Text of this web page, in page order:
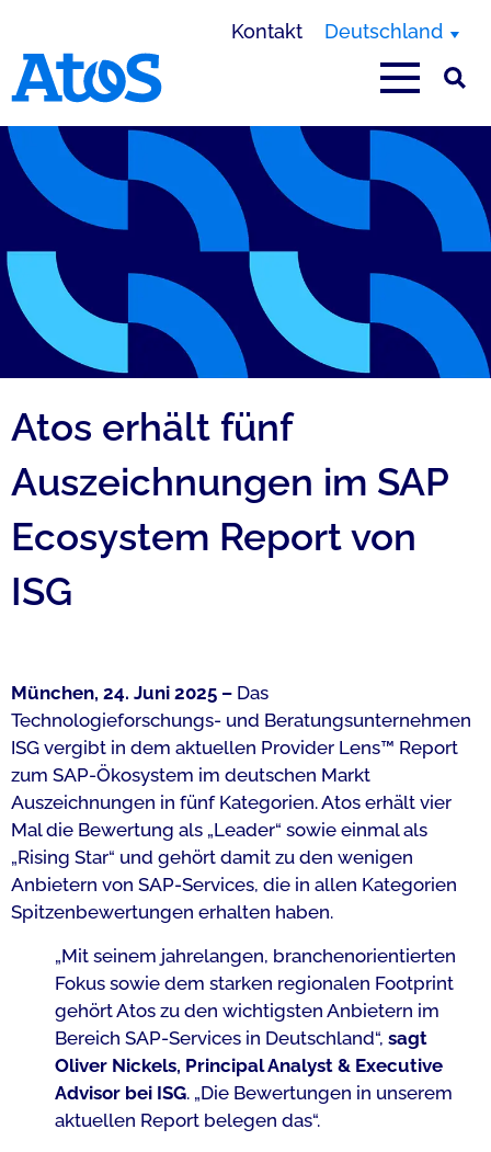
Kontakt Deutschland
Atos erhält fünf
Auszeichnungen im SAP
Ecosystem Report von
ISG
München, 24. Juni 2025 – Das
Technologieforschungs- und Beratungsunternehmen
ISG vergibt in dem aktuellen Provider Lens™ Report
zum SAP-Ökosystem im deutschen Markt
Auszeichnungen in fünf Kategorien. Atos erhält vier
Mal die Bewertung als „Leader“ sowie einmal als
„Rising Star“ und gehört damit zu den wenigen
Anbietern von SAP-Services, die in allen Kategorien
Spitzenbewertungen erhalten haben.
„Mit seinem jahrelangen, branchenorientierten
Fokus sowie dem starken regionalen Footprint
gehört Atos zu den wichtigsten Anbietern im
Bereich SAP-Services in Deutschland“, sagt
Oliver Nickels, Principal Analyst & Executive
Advisor bei ISG. „Die Bewertungen in unserem
aktuellen Report belegen das“.